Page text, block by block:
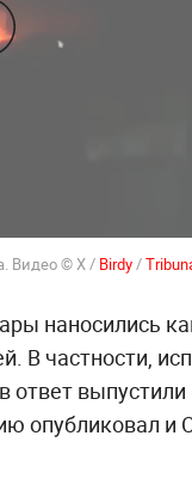
Видео©X / Birdy/
наносились
В частности,
выпустили
опубликовал и